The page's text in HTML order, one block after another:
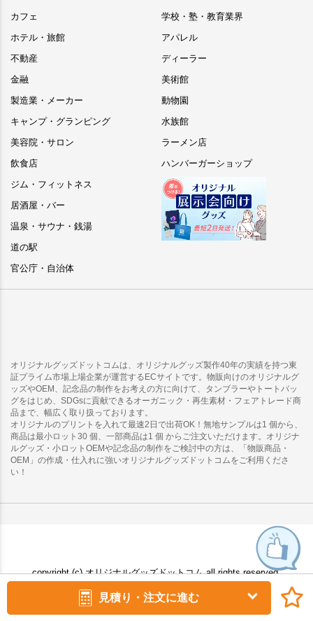
見積り・注文に進む
カフェ
ホテル・旅館
不動産
金融
製造業・メーカー
キャンプ・グランピング
美容院・サロン
飲食店
ジム・フィットネス
居酒屋・バー
温泉・サウナ・銭湯
道の駅
官公庁・自治体
学校・塾・教育業界
アパレル
ディーラー
美術館
動物園
水族館
ラーメン店
ハンバーガーショップ
オリジナルグッズドットコムは、オリジナルグッズ製作40年の実績を持つ東
証プライム市場上場企業が運営するECサイトです。物販向けのオリジナルグ
ッズやOEM、記念品の制作をお考えの方に向けて、タンブラーやトートバッ
グをはじめ、SDGsに貢献できるオーガニック・再生素材・フェアトレード商
品まで、幅広く取り扱っております。
オリジナルのプリントを入れて最速2日で出荷OK！無地サンプルは1 個から、
商品は最小ロット30 個、一部商品は1 個 からご注文いただけます。オリジナ
ルグッズ・小ロットOEMや記念品の制作をご検討中の方は、「物販商品・
OEM」の作成・仕入れに強いオリジナルグッズドットコムをご利用くださ
い！
copyright (c) オリジナルグッズドットコム all rights reserved.